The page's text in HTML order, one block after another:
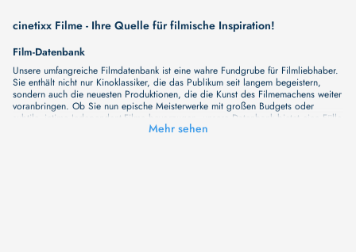
cinetixx Filme - Ihre Quelle für filmische Inspiration!
Film-Datenbank
Unsere umfangreiche Filmdatenbank ist eine wahre Fundgrube für Filmliebhaber.
Sie enthält nicht nur Kinoklassiker, die das Publikum seit langem begeistern,
sondern auch die neuesten Produktionen, die die Kunst des Filmemachens weiter
voranbringen. Ob Sie nun epische Meisterwerke mit großen Budgets oder
subtile, intime Independent-Filme bevorzugen, unsere Datenbank bietet eine Fülle
von Inhalten, die Ihr Herz und Ihren Geist berühren werden. Beim Durchstöbern
Mehr sehen